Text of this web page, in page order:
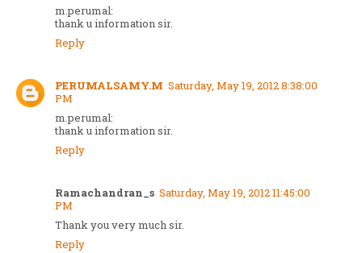
m.perumal:
thank u information sir.
Reply
PERUMALSAMY.M Saturday, May 19, 2012 8:38:00
PM
m.perumal:
thank u information sir.
Reply
Ramachandran_s Saturday, May 19, 2012 11:45:00
PM
Thank you very much sir.
Reply